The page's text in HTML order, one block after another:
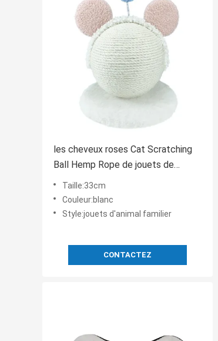
les cheveux roses Cat Scratching
Ball Hemp Rope de jouets de
peluche d'animal familier de 0.336m
1.08ft ont rempli EMC
Taille:33cm
Couleur:blanc
Style:jouets d'animal familier
CONTACTEZ